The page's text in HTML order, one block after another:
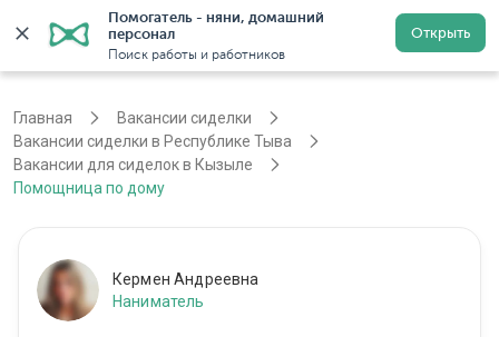
Помогатель - няни, домашний
персонал
Поиск работы и работников
Открыть
Регистрация
Главная
Вакансии сиделки
Вакансии сиделки в Республике Тыва
Вакансии для сиделок в Кызыле
Помощница по дому
Кермен Андреевна
Наниматель